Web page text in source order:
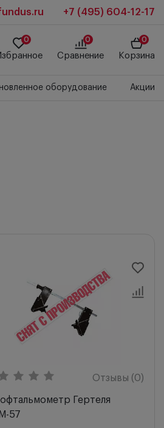
+7 (495) 604-12-17
0 0
Сравнение
0
Корзина
оборудование Акции
Отзывы (0)
Гертеля
57